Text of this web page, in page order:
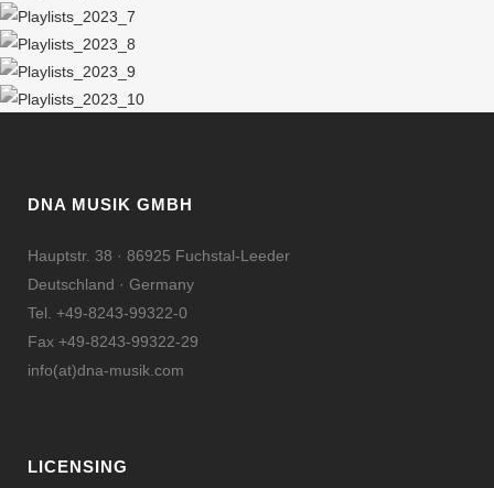
DNA MUSIK GMBH
Hauptstr. 38 · 86925 Fuchstal-Leeder
Deutschland · Germany
Tel. +49-8243-99322-0
Fax +49-8243-99322-29
info(at)dna-musik.com
LICENSING